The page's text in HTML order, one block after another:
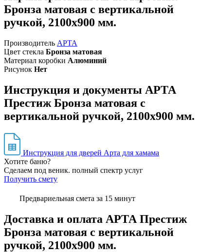
Бронза матовая с вертикальной
ручкой, 2100х900 мм.
Производитель АРТА
Цвет стекла Бронза матовая
Материал коробки Алюминий
Рисунок Нет
Инструкция и документы АРТА
Престиж Бронза матовая с
вертикальной ручкой, 2100х900 мм.
Инструкция для дверей Арта для хамама
Хотите баню?
Сделаем под веник. полный спектр услуг
Получить смету
Предвариельная смета за 15 минут
Доставка и оплата АРТА Престиж
Бронза матовая с вертикальной
ручкой, 2100х900 мм.